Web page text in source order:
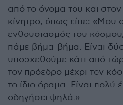
από το όνομα του και στον
κίνητρο, όπως είπε: «Μου
ενθουσιασμός του
πάμε βήμα-βήμα. Είναι
υποσχεθούμε κάτι από
τον πρόεδρο μέχρι τον
το ίδιο όραμα. Είναι πολύ
οδηγήσει ψηλά.»